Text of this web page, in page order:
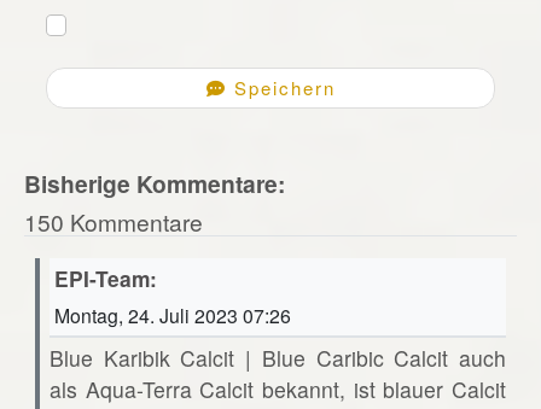
Speichern
Bisherige Kommentare:
150 Kommentare
EPI-Team:
Montag, 24. Juli 2023 07:26
Blue Karibik Calcit | Blue Caribic Calcit auch
als Aqua-Terra Calcit bekannt, ist blauer Calcit